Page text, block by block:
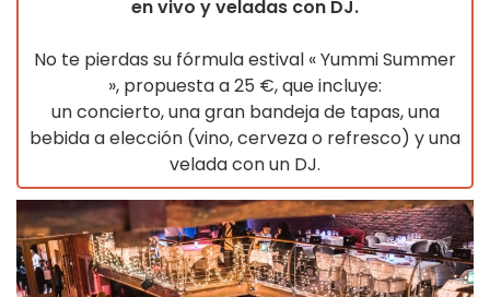
en vivo y veladas con DJ.
No te pierdas su fórmula estival « Yummi Summer
», propuesta a 25 €, que incluye:
un concierto, una gran bandeja de tapas, una
bebida a elección (vino, cerveza o refresco) y una
velada con un DJ.